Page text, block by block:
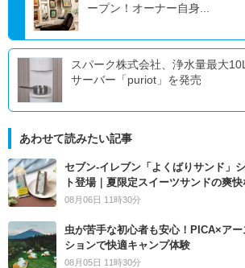
ープン！オーナー自身...
スパーク株式会社、浄水量最大
サーバー「puriot」を発売
あわせて読みたい記事
セブン‐イレブン「よくばりサンド」
ト登場｜夏限定スイーツサンドの爽快
08月06日 11時30分
虫が苦手な初心者も安心！PICA×ア
ションで快適キャンプ体験
08月05日 11時30分